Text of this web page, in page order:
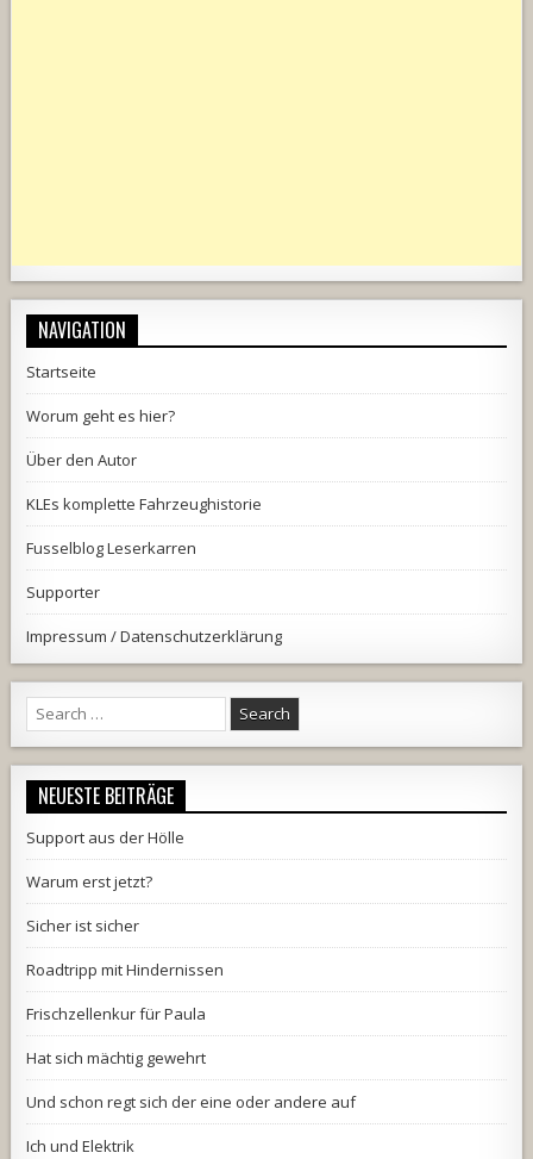
NAVIGATION
Startseite
Worum geht es hier?
Über den Autor
KLEs komplette Fahrzeughistorie
Fusselblog Leserkarren
Supporter
Impressum / Datenschutzerklärung
Search
for:
NEUESTE BEITRÄGE
Support aus der Hölle
Warum erst jetzt?
Sicher ist sicher
Roadtripp mit Hindernissen
Frischzellenkur für Paula
Hat sich mächtig gewehrt
Und schon regt sich der eine oder andere auf
Ich und Elektrik